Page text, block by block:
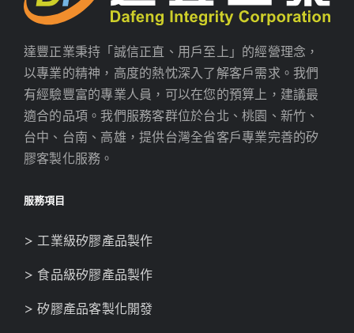
達豐正業秉持「誠信正直、用戶至上」的經營理念，
以專業的精神，高度的熱忱深入了解客戶需求。我們
有經驗豐富的專業人員，可以在您的預算上，建議最
適合的品項。我們服務客群位於台北、桃園、新竹、
台中、台南、高雄，提供台灣全省客戶專業完善的矽
膠客製化服務。
服務項目
> 工業級矽膠產品製作
> 食品級矽膠產品製作
> 矽膠產品客製化開發